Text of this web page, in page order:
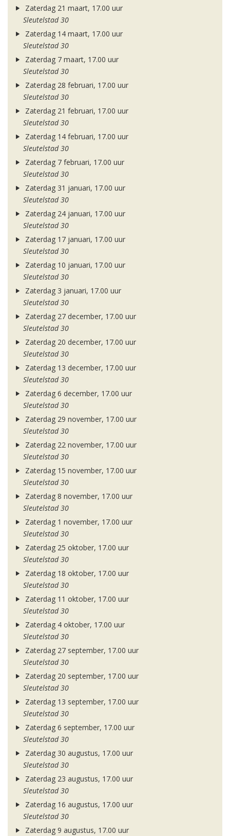
Zaterdag 21 maart, 17.00 uur
Sleutelstad 30
Zaterdag 14 maart, 17.00 uur
Sleutelstad 30
Zaterdag 7 maart, 17.00 uur
Sleutelstad 30
Zaterdag 28 februari, 17.00 uur
Sleutelstad 30
Zaterdag 21 februari, 17.00 uur
Sleutelstad 30
Zaterdag 14 februari, 17.00 uur
Sleutelstad 30
Zaterdag 7 februari, 17.00 uur
Sleutelstad 30
Zaterdag 31 januari, 17.00 uur
Sleutelstad 30
Zaterdag 24 januari, 17.00 uur
Sleutelstad 30
Zaterdag 17 januari, 17.00 uur
Sleutelstad 30
Zaterdag 10 januari, 17.00 uur
Sleutelstad 30
Zaterdag 3 januari, 17.00 uur
Sleutelstad 30
Zaterdag 27 december, 17.00 uur
Sleutelstad 30
Zaterdag 20 december, 17.00 uur
Sleutelstad 30
Zaterdag 13 december, 17.00 uur
Sleutelstad 30
Zaterdag 6 december, 17.00 uur
Sleutelstad 30
Zaterdag 29 november, 17.00 uur
Sleutelstad 30
Zaterdag 22 november, 17.00 uur
Sleutelstad 30
Zaterdag 15 november, 17.00 uur
Sleutelstad 30
Zaterdag 8 november, 17.00 uur
Sleutelstad 30
Zaterdag 1 november, 17.00 uur
Sleutelstad 30
Zaterdag 25 oktober, 17.00 uur
Sleutelstad 30
Zaterdag 18 oktober, 17.00 uur
Sleutelstad 30
Zaterdag 11 oktober, 17.00 uur
Sleutelstad 30
Zaterdag 4 oktober, 17.00 uur
Sleutelstad 30
Zaterdag 27 september, 17.00 uur
Sleutelstad 30
Zaterdag 20 september, 17.00 uur
Sleutelstad 30
Zaterdag 13 september, 17.00 uur
Sleutelstad 30
Zaterdag 6 september, 17.00 uur
Sleutelstad 30
Zaterdag 30 augustus, 17.00 uur
Sleutelstad 30
Zaterdag 23 augustus, 17.00 uur
Sleutelstad 30
Zaterdag 16 augustus, 17.00 uur
Sleutelstad 30
Zaterdag 9 augustus, 17.00 uur